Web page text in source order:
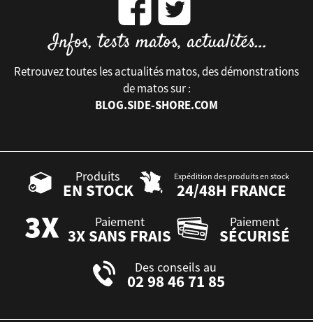
Retrouvez toutes les actualités matos, des démonstrations
de matos sur :
BLOG.SIDE-SHORE.COM
Produits
EN STOCK
Expédition des produits en stock
24/48H FRANCE
Paiement
3X SANS FRAIS
Paiement
SÉCURISÉ
Des conseils au
02 98 46 71 85